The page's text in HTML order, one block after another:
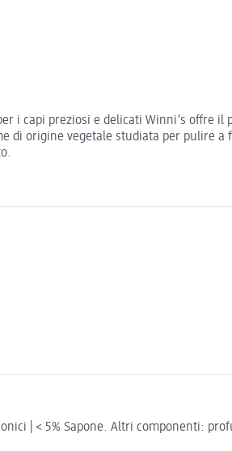
capi preziosi e delicati Winni’s offre
origine vegetale studiata per pulire
| < 5% Sapone. Altri componenti: